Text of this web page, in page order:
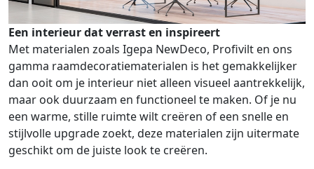
Een interieur dat verrast en inspireert
Met materialen zoals Igepa NewDeco, Profivilt en ons
gamma raamdecoratiematerialen is het gemakkelijker
dan ooit om je interieur niet alleen visueel aantrekkelijk,
maar ook duurzaam en functioneel te maken. Of je nu
een warme, stille ruimte wilt creëren of een snelle en
stijlvolle upgrade zoekt, deze materialen zijn uitermate
geschikt om de juiste look te creëren.